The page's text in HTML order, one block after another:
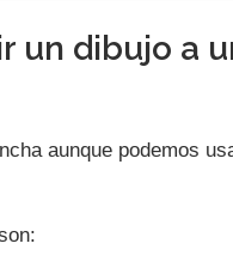
un dibujo a
aunque podemos